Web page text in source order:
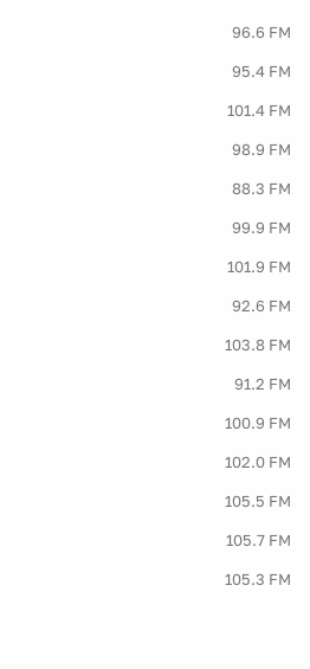
96.6 FM
95.4 FM
101.4 FM
98.9 FM
88.3 FM
99.9 FM
101.9 FM
92.6 FM
103.8 FM
91.2 FM
100.9 FM
102.0 FM
105.5 FM
105.7 FM
105.3 FM